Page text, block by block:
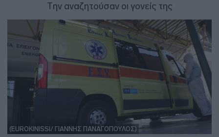
Την αναζητούσαν οι γονείς της
(EUROKINISSI/ ΓΙΑΝΝΗΣ ΠΑΝΑΓΟΠΟΥΛΟΣ)